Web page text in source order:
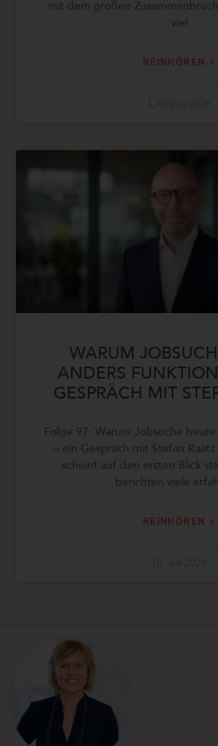
mit dem großen
viel
REINHÖREN »
WARUM
ANDERS
GESPRÄCH MIT
Folge 97: Warum Jobsuche
– ein Gespräch mit Stefan
scheint auf den ersten Blick
berichten viele
REINHÖREN »